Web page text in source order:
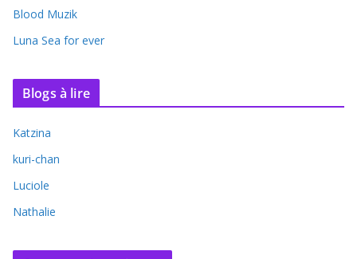
Blood Muzik
Luna Sea for ever
Blogs à lire
Katzina
kuri-chan
Luciole
Nathalie